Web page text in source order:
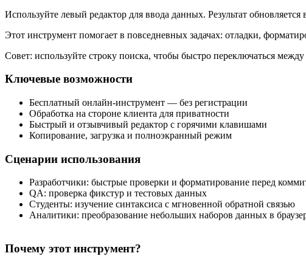
Используйте левый редактор для ввода данных. Результат
Этот инструмент помогает в повседневных задачах: отладки,
Совет: используйте строку поиска, чтобы быстро переключаться
Ключевые возможности
Бесплатный онлайн‑инструмент — без регистрации
Обработка на стороне клиента для приватности
Быстрый и отзывчивый редактор с горячими клавишами
Копирование, загрузка и полноэкранный режим
Сценарии использования
Разработчики: быстрые проверки и форматирование перед
QA: проверка фикстур и тестовых данных
Студенты: изучение синтаксиса с мгновенной обратной связью
Аналитики: преобразование небольших наборов данных в
Почему этот инструмент?